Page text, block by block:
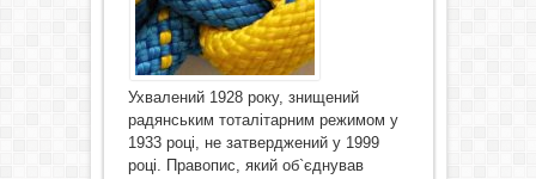
Ухвалений 1928 року, знищений
радянським тоталітарним режимом у
1933 році, не затверджений у 1999
році. Правопис, який об`єднував